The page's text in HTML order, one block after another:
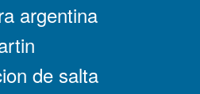
argentina
de salta